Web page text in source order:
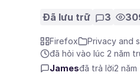
Đã lưu trữ 3
Firefox
Privacy and
đã hỏi vào lúc 2 năm
Jamesđã trả lời2